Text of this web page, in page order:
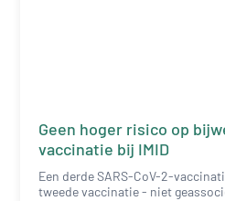
Geen hoger risico op
vaccinatie bij IMID
Een derde SARS-CoV-2-
tweede vaccinatie - niet